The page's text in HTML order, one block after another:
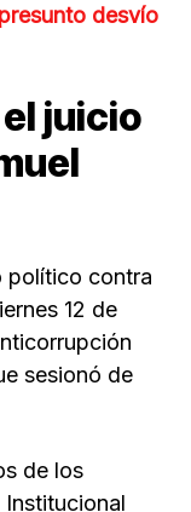
desvío
juicio
político contra
12 de
sesionó de
de los